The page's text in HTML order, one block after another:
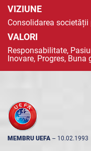
VIZIUNE
Consolidarea
VALORI
Responsabilitate,
Inovare, Progres,
MEMBRU UEFA -- 10.02.1993